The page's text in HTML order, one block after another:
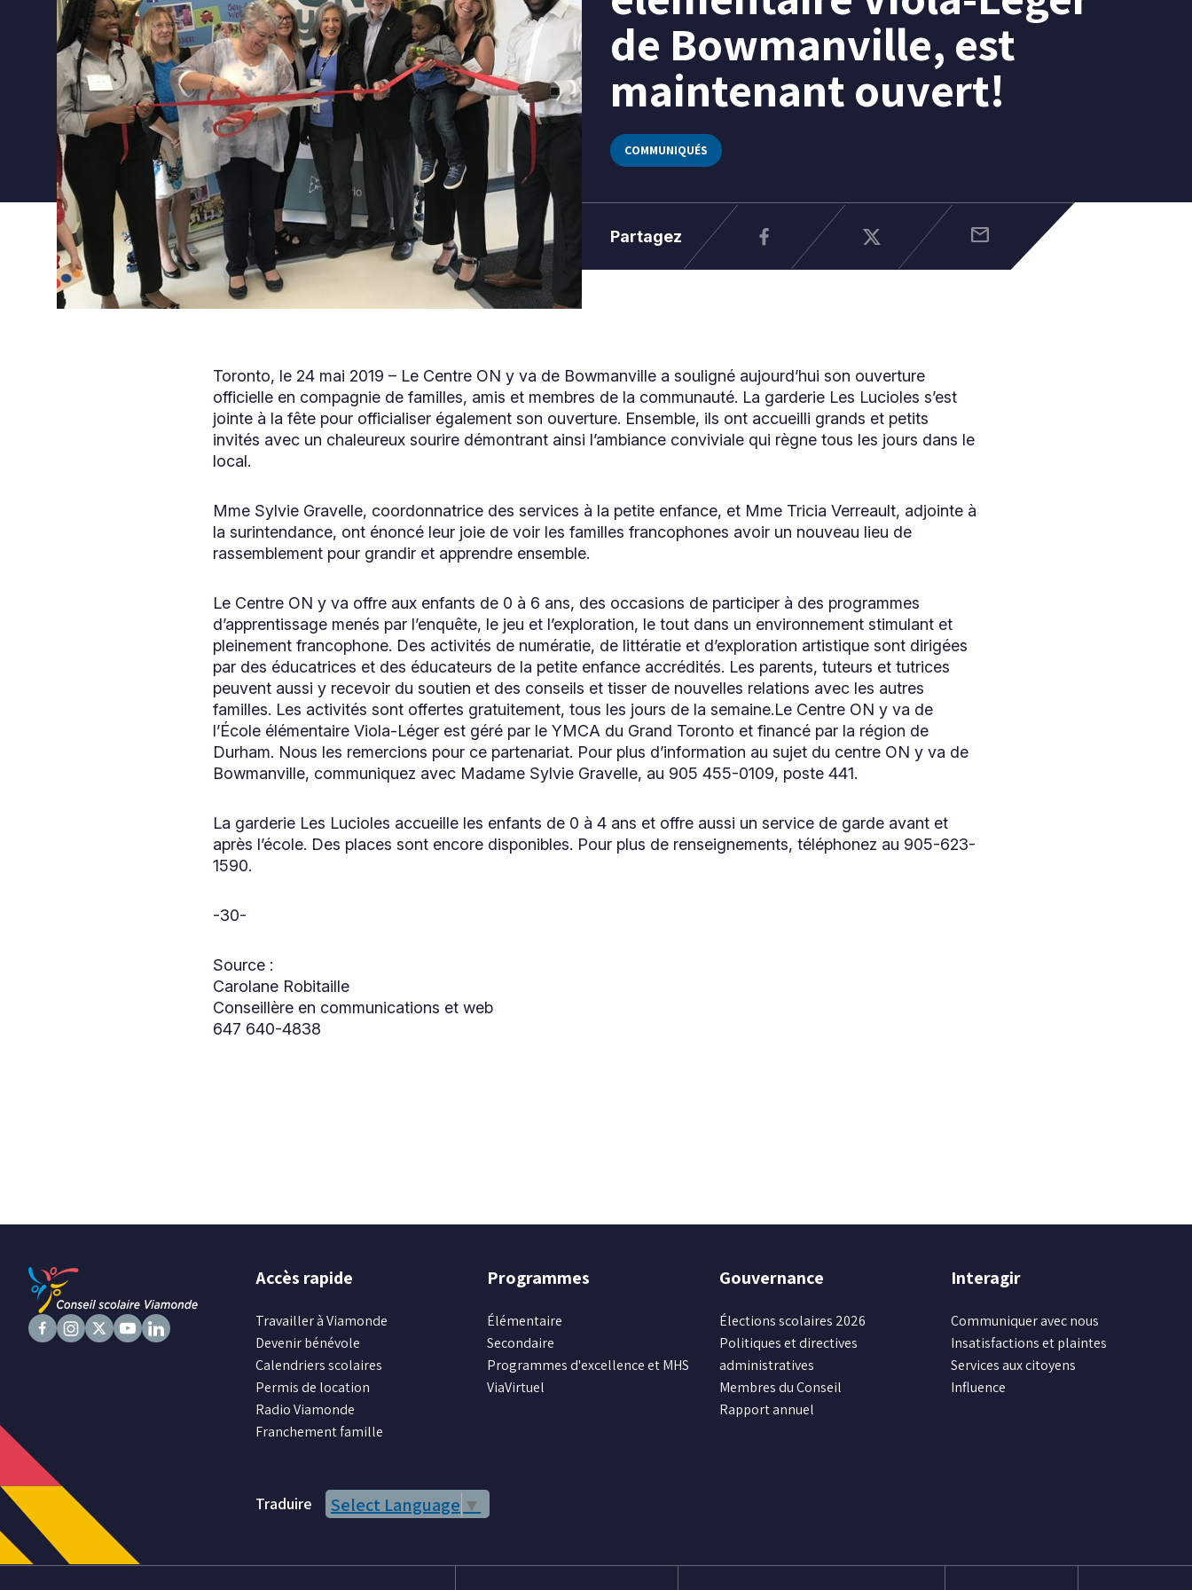
de Bowmanville, est
maintenant ouvert!
COMMUNIQUÉS
Partagez mail
Toronto, le 24 mai 2019 – Le Centre ON y va de Bowmanville a souligné aujourd’hui son ouverture
officielle en compagnie de familles, amis et membres de la communauté. La garderie Les Lucioles s’est
jointe à la fête pour officialiser également son ouverture. Ensemble, ils ont accueilli grands et petits
invités avec un chaleureux sourire démontrant ainsi l’ambiance conviviale qui règne tous les jours dans le
local.
Mme Sylvie Gravelle, coordonnatrice des services à la petite enfance, et Mme Tricia Verreault, adjointe à
la surintendance, ont énoncé leur joie de voir les familles francophones avoir un nouveau lieu de
rassemblement pour grandir et apprendre ensemble.
Le Centre ON y va offre aux enfants de 0 à 6 ans, des occasions de participer à des programmes
d’apprentissage menés par l’enquête, le jeu et l’exploration, le tout dans un environnement stimulant et
pleinement francophone. Des activités de numératie, de littératie et d’exploration artistique sont dirigées
par des éducatrices et des éducateurs de la petite enfance accrédités. Les parents, tuteurs et tutrices
peuvent aussi y recevoir du soutien et des conseils et tisser de nouvelles relations avec les autres
familles. Les activités sont offertes gratuitement, tous les jours de la semaine.Le Centre ON y va de
l’École élémentaire Viola-Léger est géré par le YMCA du Grand Toronto et financé par la région de
Durham. Nous les remercions pour ce partenariat. Pour plus d’information au sujet du centre ON y va de
Bowmanville, communiquez avec Madame Sylvie Gravelle, au 905 455-0109, poste 441.
La garderie Les Lucioles accueille les enfants de 0 à 4 ans et offre aussi un service de garde avant et
après l’école. Des places sont encore disponibles. Pour plus de renseignements, téléphonez au 905-623-
1590.
-30-
Source :
Carolane Robitaille
Conseillère en communications et web
647 640-4838
Accès rapide
Travailler à Viamonde
Devenir bénévole
Calendriers scolaires
Permis de location
Radio Viamonde
Franchement famille
Programmes
Élémentaire
Secondaire
Programmes d'excellence et MHS
ViaVirtuel
Gouvernance
Élections scolaires 2026
Politiques et directives
administratives
Membres du Conseil
Rapport annuel
Interagir
Communiquer avec nous
Insatisfactions et plaintes
Services aux citoyens
Influence
Traduire Select Language ▼